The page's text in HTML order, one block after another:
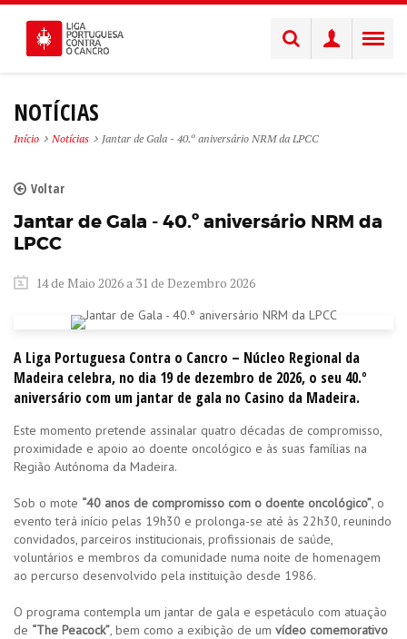
NOTÍCIAS
Início Notícias Jantar de Gala - 40.º aniversário NRM da LPCC
Voltar
Jantar de Gala - 40.º aniversário NRM da
LPCC
14 de Maio 2026 a 31 de Dezembro 2026
A Liga Portuguesa Contra o Cancro – Núcleo Regional da
Madeira celebra, no dia 19 de dezembro de 2026, o seu 40.º
aniversário com um jantar de gala no Casino da Madeira.
Este momento pretende assinalar quatro décadas de compromisso,
proximidade e apoio ao doente oncológico e às suas famílias na
Região Autónoma da Madeira.
Sob o mote “40 anos de compromisso com o doente oncológico”, o
evento terá início pelas 19h30 e prolonga-se até às 22h30, reunindo
convidados, parceiros institucionais, profissionais de saúde,
voluntários e membros da comunidade numa noite de homenagem
ao percurso desenvolvido pela instituição desde 1986.
O programa contempla um jantar de gala e espetáculo com atuação
de “The Peacock”, bem como a exibição de um vídeo comemorativo